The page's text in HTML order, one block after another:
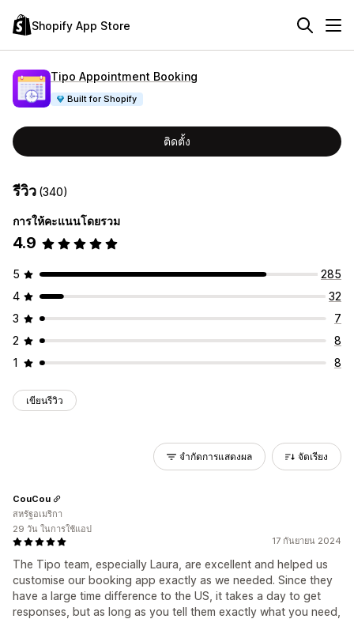
Shopify App Store
Tipo Appointment Booking
Built for Shopify
ติดตั้ง
รีวิว (340)
การให้คะแนนโดยรวม
4.9
5
285
4
32
3
7
2
8
1
8
เขียนรีวิว
จำกัดการแสดงผล จัดเรียง
17 กันยายน 2024
The Tipo team, especially Laura, are excellent and helped us
customise our booking app exactly as we needed. Since they
have a large time difference to the US, it takes a day to get
responses, but as long as you tell them exactly what you need,
CouCou
สหรัฐอเมริกา
29 วัน ในการใช้แอป